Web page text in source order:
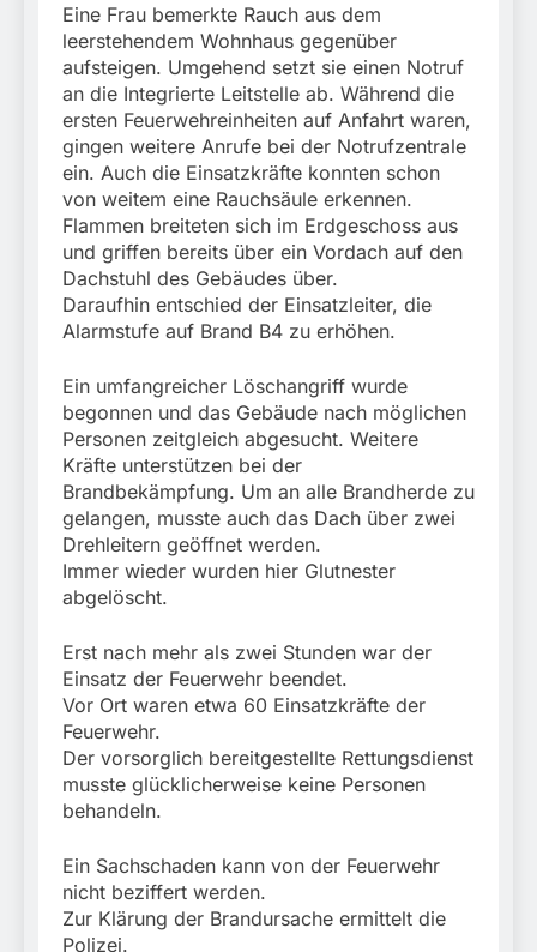
Eine Frau bemerkte Rauch aus dem
leerstehendem Wohnhaus gegenüber
aufsteigen. Umgehend setzt sie einen Notruf
an die Integrierte Leitstelle ab. Während die
ersten Feuerwehreinheiten auf Anfahrt waren,
gingen weitere Anrufe bei der Notrufzentrale
ein. Auch die Einsatzkräfte konnten schon
von weitem eine Rauchsäule erkennen.
Flammen breiteten sich im Erdgeschoss aus
und griffen bereits über ein Vordach auf den
Dachstuhl des Gebäudes über.
Daraufhin entschied der Einsatzleiter, die
Alarmstufe auf Brand B4 zu erhöhen.
Ein umfangreicher Löschangriff wurde
begonnen und das Gebäude nach möglichen
Personen zeitgleich abgesucht. Weitere
Kräfte unterstützen bei der
Brandbekämpfung. Um an alle Brandherde zu
gelangen, musste auch das Dach über zwei
Drehleitern geöffnet werden.
Immer wieder wurden hier Glutnester
abgelöscht.
Erst nach mehr als zwei Stunden war der
Einsatz der Feuerwehr beendet.
Vor Ort waren etwa 60 Einsatzkräfte der
Feuerwehr.
Der vorsorglich bereitgestellte Rettungsdienst
musste glücklicherweise keine Personen
behandeln.
Ein Sachschaden kann von der Feuerwehr
nicht beziffert werden.
Zur Klärung der Brandursache ermittelt die
Polizei.